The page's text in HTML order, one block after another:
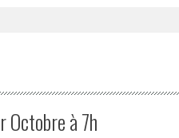
Octobre à 7h